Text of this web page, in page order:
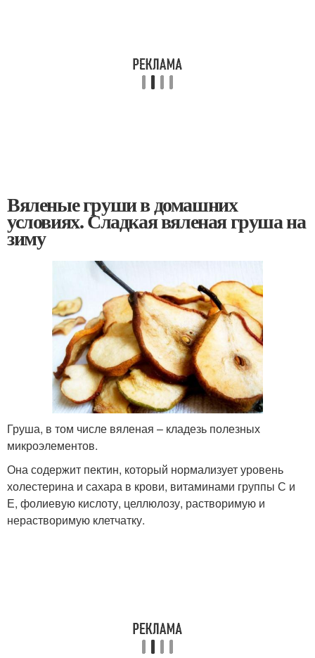
Вяленые груши в домашних
условиях. Сладкая вяленая груша на
зиму
Груша, в том числе вяленая – кладезь полезных
микроэлементов.
Она содержит пектин, который нормализует уровень
холестерина и сахара в крови, витаминами группы С и
Е, фолиевую кислоту, целлюлозу, растворимую и
нерастворимую клетчатку.